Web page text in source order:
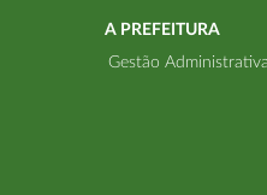
A PREFEITURA
Gestão